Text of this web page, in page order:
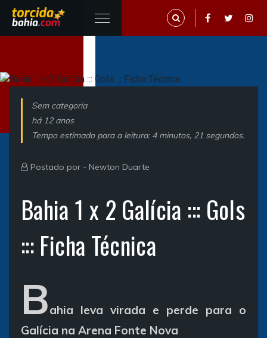
Sem categoria
há 12 anos
Tempo estimado para a leitura: 4 minutos, 21 segundos.
Postado por - Newton Duarte
Bahia 1 x 2 Galícia ::: Gols
::: Ficha Técnica
Bahia leva virada e perde para o
Galícia na Arena Fonte Nova